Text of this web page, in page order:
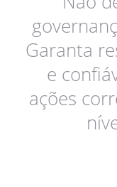
Garanta
e
ações